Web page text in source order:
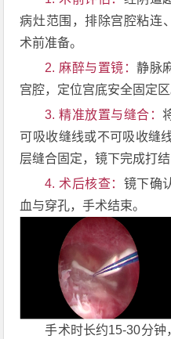
病灶范围，排除宫腔粘连
术前准备。
2. 麻醉与置镜：静脉
宫腔，定位宫底安全固定区
3. 精准放置与缝合：
可吸收缝线或不可吸收缝
层缝合固定，镜下完成打
4. 术后核查： 镜下确
血与穿孔，手术结束。
手术时长约15-30分钟